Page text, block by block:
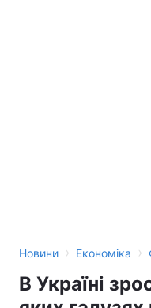
Новини › Економіка ›
В Україні